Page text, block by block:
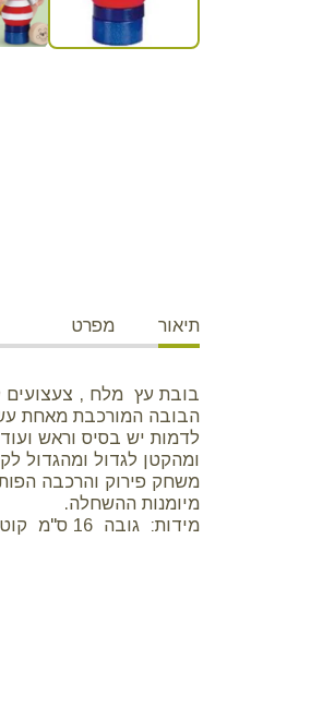
תיאור מפרט
בובת עץ מלח , צעצועים
הבובה המורכבת מאחת
ומהקטן לגדול ומהגדול
משחק פירוק והרכבה
מיומנות ההשחלה.
מידות: גובה 16 ס"מ קוטר 2.5 ס"מ